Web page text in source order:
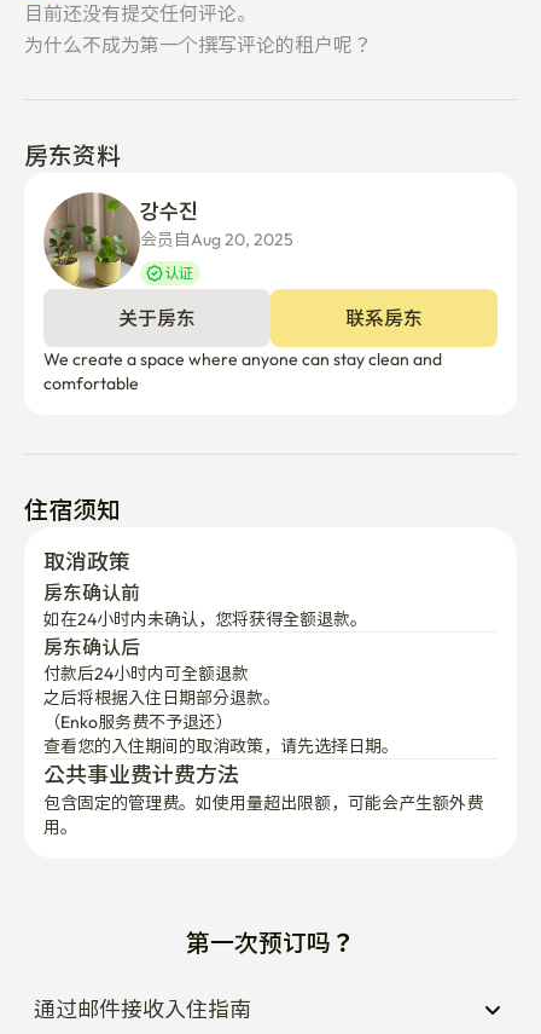
目前还没有提交任何评论。
为什么不成为第一个撰写评论的租户呢？
房东资料
会员自Aug 20, 2025
认证
关于房东 联系房东
We create a space where anyone can stay clean and
comfortable
住宿须知
取消政策
房东确认前
如在24小时内未确认，您将获得全额退款。
房东确认后
付款后24小时内可全额退款
之后将根据入住日期部分退款。
（Enko服务费不予退还）
查看您的入住期间的取消政策，请先选择日期。
公共事业费计费方法
包含固定的管理费。如使用量超出限额，可能会产生额外费
用。
第一次预订吗？
通过邮件接收入住指南